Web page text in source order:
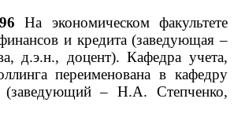
На экономическом факультете
и кредита (заведующая –
д.э.н., доцент). Кафедра учета,
переименована в кафедру
(заведующий – Н.А. Степченко,